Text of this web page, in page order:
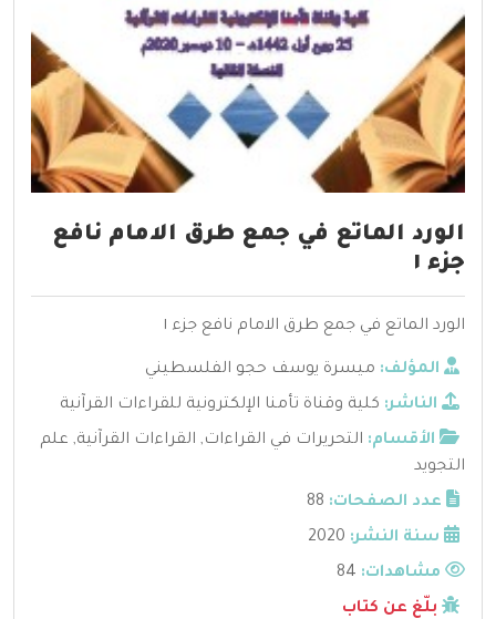
الورد الماتع في جمع طرق الامام نافع
جزء ١
الورد الماتع في جمع طرق الامام نافع جزء ١
المؤلف: ميسرة يوسف حجو الفلسطيني
الناشر: كلية وقناة تأمنا الإلكترونية للقراءات القرآنية
الأقسام: التحريرات في القراءات, القراءات القرآنية, علم
التجويد
عدد الصفحات: 88
سنة النشر: 2020
مشاهدات:
بلّغ عن كتاب